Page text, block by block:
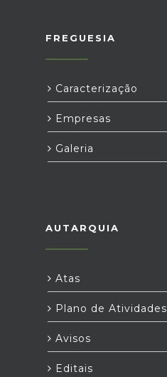
FREGUESIA
Caracterização
Empresas
Galeria
AUTARQUIA
Atas
Plano de Atividades
Avisos
Editais